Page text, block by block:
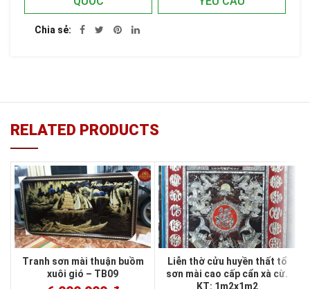
Chia sẻ
RELATED PRODUCTS
Tranh sơn mài thuận buồm
xuôi gió – TB09
Liễn thờ cửu huyền thất tổ
sơn mài cao cấp cẩn xà cừ.
KT: 1m2x1m2